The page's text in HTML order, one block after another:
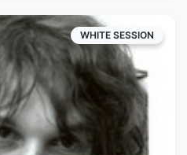
WHITE SESSION